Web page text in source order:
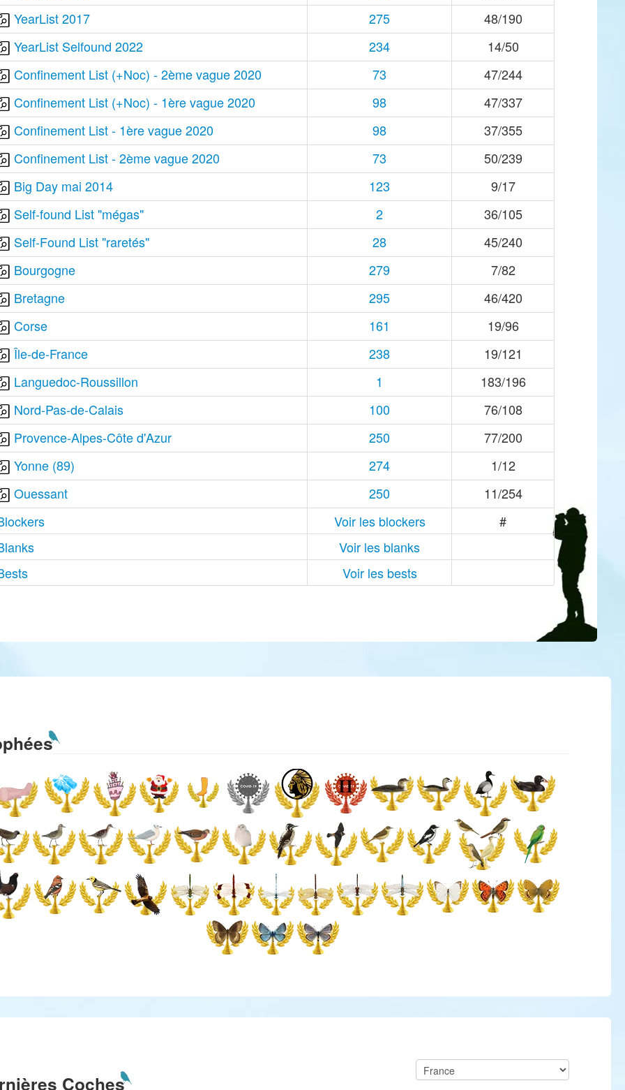
YearList 2017
275
48/190
YearList Selfound 2022
234
14/50
Confinement List (+Noc) - 2ème vague 2020
73
47/244
Confinement List (+Noc) - 1ère vague 2020
98
47/337
Confinement List - 1ère vague 2020
98
37/355
Confinement List - 2ème vague 2020
73
50/239
Big Day mai 2014
123
9/17
Self-found List "mégas"
2
36/105
Self-Found List "raretés"
28
45/240
Bourgogne
279
7/82
Bretagne
295
46/420
Corse
161
19/96
Île-de-France
238
19/121
Languedoc-Roussillon
1
183/196
Nord-Pas-de-Calais
100
76/108
Provence-Alpes-Côte d'Azur
250
77/200
Yonne (89)
274
1/12
Ouessant
250
11/254
Voir les blockers
#
Voir les blanks
Voir les bests
Coches